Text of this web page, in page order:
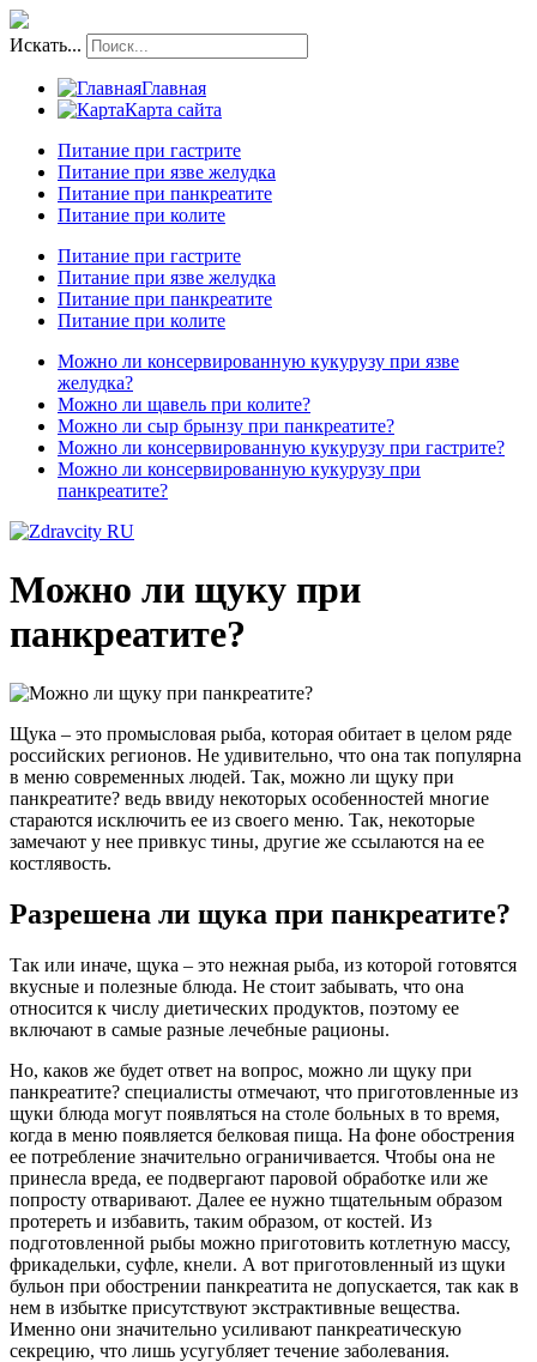
Искать...
Главная
Карта сайта
Питание при гастрите
Питание при язве желудка
Питание при панкреатите
Питание при колите
Питание при гастрите
Питание при язве желудка
Питание при панкреатите
Питание при колите
Можно ли консервированную кукурузу при язве
желудка?
Можно ли щавель при колите?
Можно ли сыр брынзу при панкреатите?
Можно ли консервированную кукурузу при гастрите?
Можно ли консервированную кукурузу при
панкреатите?
Можно ли щуку при
панкреатите?
Щука – это промысловая рыба, которая обитает в целом ряде
российских регионов. Не удивительно, что она так популярна
в меню современных людей. Так, можно ли щуку при
панкреатите? ведь ввиду некоторых особенностей многие
стараются исключить ее из своего меню. Так, некоторые
замечают у нее привкус тины, другие же ссылаются на ее
костлявость.
Разрешена ли щука при панкреатите?
Так или иначе, щука – это нежная рыба, из которой готовятся
вкусные и полезные блюда. Не стоит забывать, что она
относится к числу диетических продуктов, поэтому ее
включают в самые разные лечебные рационы.
Но, каков же будет ответ на вопрос, можно ли щуку при
панкреатите? специалисты отмечают, что приготовленные из
щуки блюда могут появляться на столе больных в то время,
когда в меню появляется белковая пища. На фоне обострения
ее потребление значительно ограничивается. Чтобы она не
принесла вреда, ее подвергают паровой обработке или же
попросту отваривают. Далее ее нужно тщательным образом
протереть и избавить, таким образом, от костей. Из
подготовленной рыбы можно приготовить котлетную массу,
фрикадельки, суфле, кнели. А вот приготовленный из щуки
бульон при обострении панкреатита не допускается, так как в
нем в избытке присутствуют экстрактивные вещества.
Именно они значительно усиливают панкреатическую
секрецию, что лишь усугубляет течение заболевания.